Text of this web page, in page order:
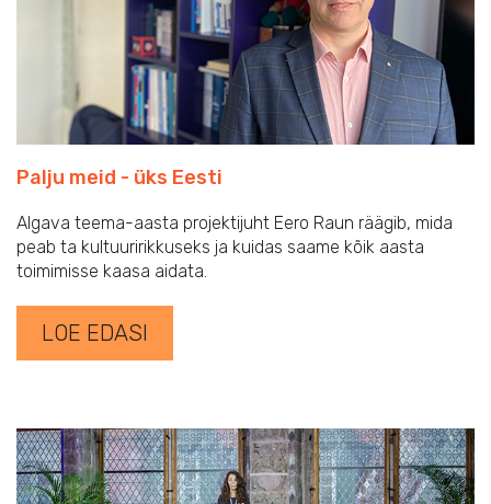
Palju meid - üks Eesti
Algava teema-aasta projektijuht Eero Raun räägib, mida
peab ta kultuuririkkuseks ja kuidas saame kõik aasta
toimimisse kaasa aidata.
LOE EDASI